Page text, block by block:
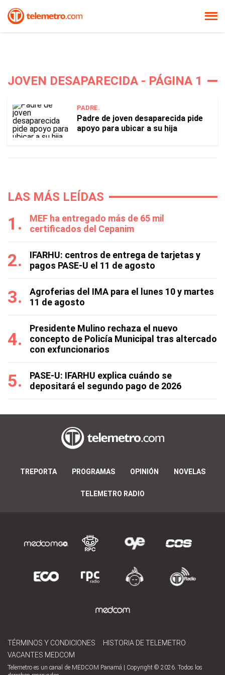
JOVEN DESAPARECIDA - PÁGINA 1
PADRE.
Padre de joven desaparecida pide
apoyo para ubicar a su hija
LAS MÁS LEÍDAS
MEF ha entregado más de 65 mil
certificados del Cepanim
IFARHU: centros de entrega de tarjetas y
pagos PASE-U el 11 de agosto
Agroferias del IMA para el lunes 10 y martes
11 de agosto
Presidente Mulino rechaza el nuevo
concepto de Policía Municipal tras altercado
con exfuncionarios
PASE-U: IFARHU explica cuándo se
depositará el segundo pago de 2026
TREPORTA PROGRAMAS OPINIÓN NOVELAS
TELEMETRO RADIO
TÉRMINOS Y CONDICIONES
HISTORIA DE TELEMETRO
VACANTES MEDCOM
Telemetro es un canal de MEDCOM Panamá | Copyright © 2026. Todos los